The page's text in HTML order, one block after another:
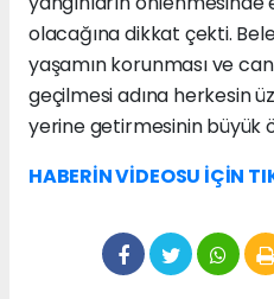
olacağına dikkat çekti.
yaşamın korunması ve
geçilmesi adına herkesin
yerine getirmesinin büyük
HABERİN VİDEOSU İÇİN